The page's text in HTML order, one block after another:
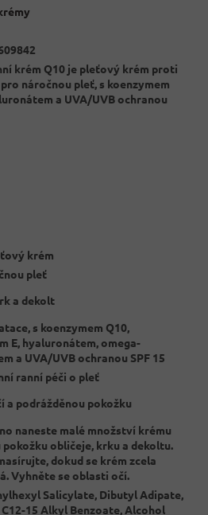
krém Q10 je pleťový krém proti
náročnou pleť, s koenzymem
a UVA/UVB ochranou
krém
pleť
a dekolt
s koenzymem Q10,
E, hyaluronátem, omega-
a UVA/UVB ochranou SPF 15
ranní péči o pleť
a podrážděnou pokožku
naneste malé množství krému
pokožku obličeje, krku a dekoltu.
dokud se krém zcela
Vyhněte se oblasti očí.
Salicylate, Dibutyl Adipate,
15 Alkyl Benzoate, Alcohol